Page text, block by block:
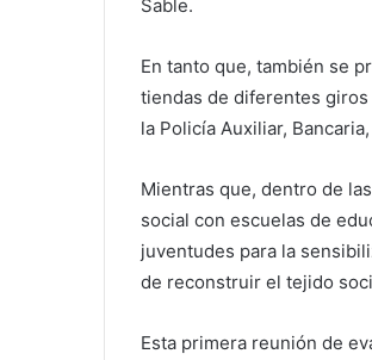
Sable.
En tanto que, también se
tiendas de diferentes
la Policía Auxiliar,
Mientras que, dentro de
social con escuelas de
juventudes para la
de reconstruir el tejido
Esta primera reunión de